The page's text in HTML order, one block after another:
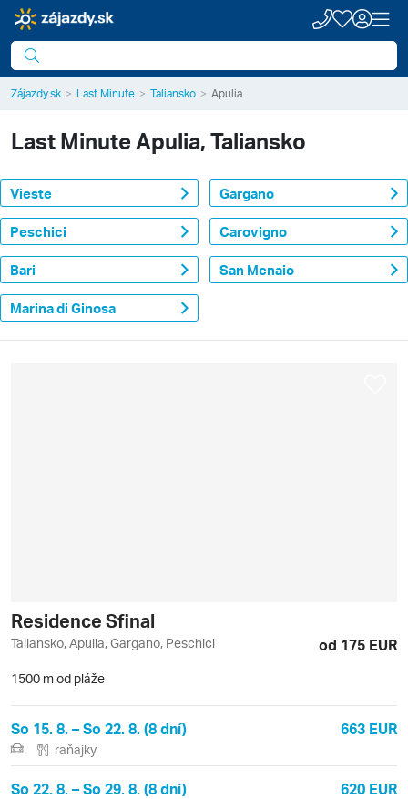
Zájazdy.sk Last Minute Taliansko Apulia
Last MinuteApulia, Taliansko
Vieste Gargano
Peschici Carovigno
Bari San Menaio
Marina di Ginosa
Residence Sfinal
Taliansko, Apulia, Gargano, Peschici od 175 EUR
1500 m od pláže
So 15. 8. – So 22. 8. (8 dní) 663 EUR
raňajky
So 22. 8. – So 29. 8. (8 dní) 620 EUR